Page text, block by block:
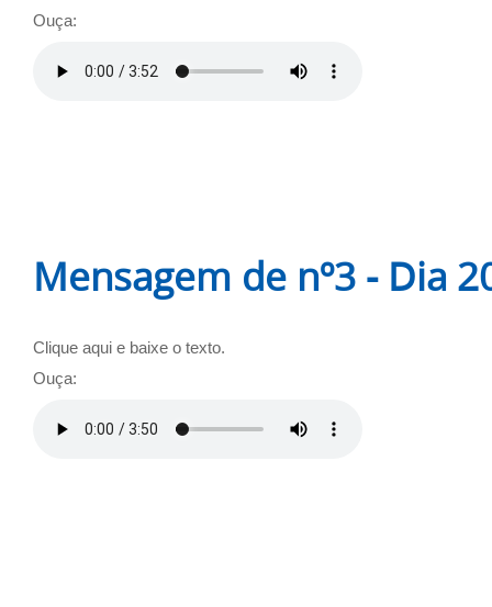
Ouça:
Mensagem de nº3 - Dia
Clique aqui e baixe o texto.
Ouça: